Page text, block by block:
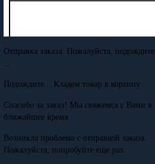
Отправка заказа. Пожалуйста, подождите
Подождите... Кладем товар в корзину
Спасибо за заказ! Мы свяжемся с Вами в
ближайшее время
Возникла проблема с отправкой заказа.
Пожалуйста, попробуйте еще раз.